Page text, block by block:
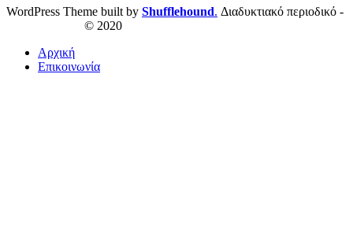
WordPress Theme built by Shufflehound. Διαδυκτιακό περιοδικό -
© 2020
Αρχική
Επικοινωνία